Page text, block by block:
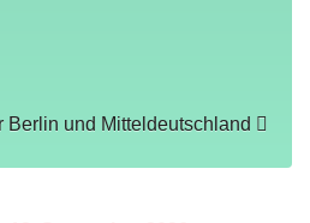
Berlin und Mitteldeutschland